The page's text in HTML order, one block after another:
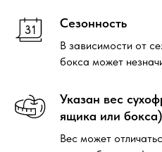
Сезонность
В зависимости от
бокса может
Указан вес
ящика или бокса)
Вес может